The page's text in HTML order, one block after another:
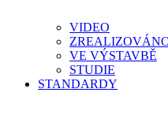
VIDEO
VE VÝSTAVBĚ
STUDIE
STANDARDY